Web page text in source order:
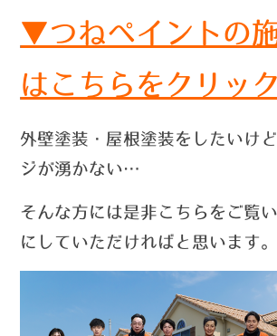
▼つねペイントの
はこちらをクリック
外壁塗装・屋根塗装をしたいけ
ジが湧かない…
そんな方には是非こちらをご覧
にしていただければと思います。